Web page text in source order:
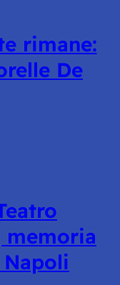
rimane:
De
memoria